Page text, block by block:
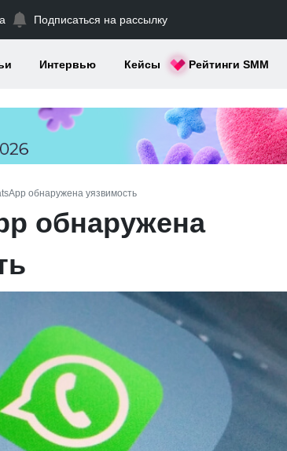
Подписаться на рассылку
Интервью Кейсы Рейтинги SMM
обнаружена уязвимость
обнаружена